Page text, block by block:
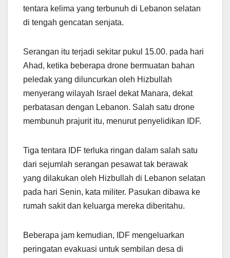
tentara kelima yang terbunuh di Lebanon selatan
di tengah gencatan senjata.
Serangan itu terjadi sekitar pukul 15.00. pada hari
Ahad, ketika beberapa drone bermuatan bahan
peledak yang diluncurkan oleh Hizbullah
menyerang wilayah Israel dekat Manara, dekat
perbatasan dengan Lebanon. Salah satu drone
membunuh prajurit itu, menurut penyelidikan IDF.
Tiga tentara IDF terluka ringan dalam salah satu
dari sejumlah serangan pesawat tak berawak
yang dilakukan oleh Hizbullah di Lebanon selatan
pada hari Senin, kata militer. Pasukan dibawa ke
rumah sakit dan keluarga mereka diberitahu.
Beberapa jam kemudian, IDF mengeluarkan
peringatan evakuasi untuk sembilan desa di